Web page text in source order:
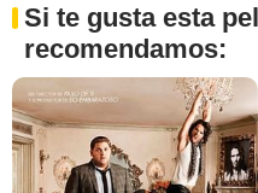
Si te gusta esta
recomendamos: